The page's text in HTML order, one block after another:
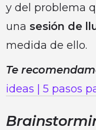
y del problema
una sesión de
medida de ello.
Te
ideas | 5 pasos